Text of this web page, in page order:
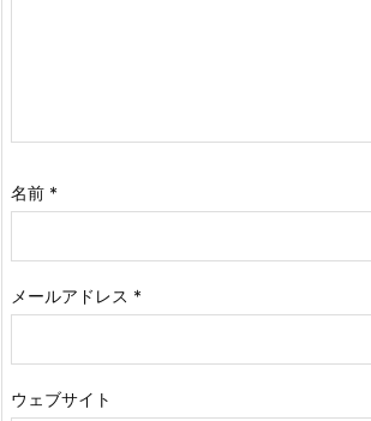
名前 *
メールアドレス *
ウェブサイト